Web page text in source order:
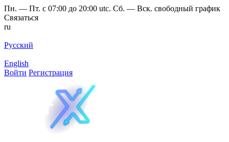
Пн. — Пт. с 07:00 до 20:00 utc. Сб. — Вск. свободный график
Связаться
ru
Русский
English
Войти Регистрация